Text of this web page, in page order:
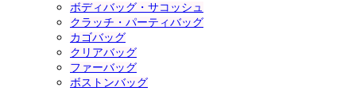
ボディバッグ・サコッシュ
クラッチ・パーティバッグ
カゴバッグ
クリアバッグ
ファーバッグ
ボストンバッグ